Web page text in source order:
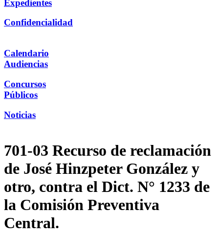
Expedientes
Confidencialidad
Calendario
Audiencias
Concursos
Públicos
Noticias
701-03 Recurso de reclamación
de José Hinzpeter González y
otro, contra el Dict. N° 1233 de
la Comisión Preventiva
Central.